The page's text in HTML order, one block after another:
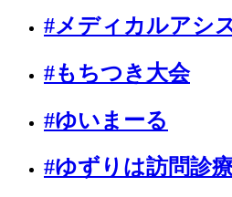
#メディカルアシ
#もちつき大会
#ゆいまーる
#ゆずりは訪問診